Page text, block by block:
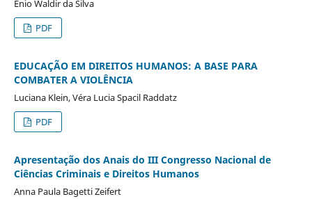
Enio Waldir da Silva
PDF
EDUCAÇÃO EM DIREITOS HUMANOS: A BASE PARA
COMBATER A VIOLÊNCIA
Luciana Klein, Véra Lucia Spacil Raddatz
PDF
Apresentação dos Anais do III Congresso Nacional de
Ciências Criminais e Direitos Humanos
Anna Paula Bagetti Zeifert